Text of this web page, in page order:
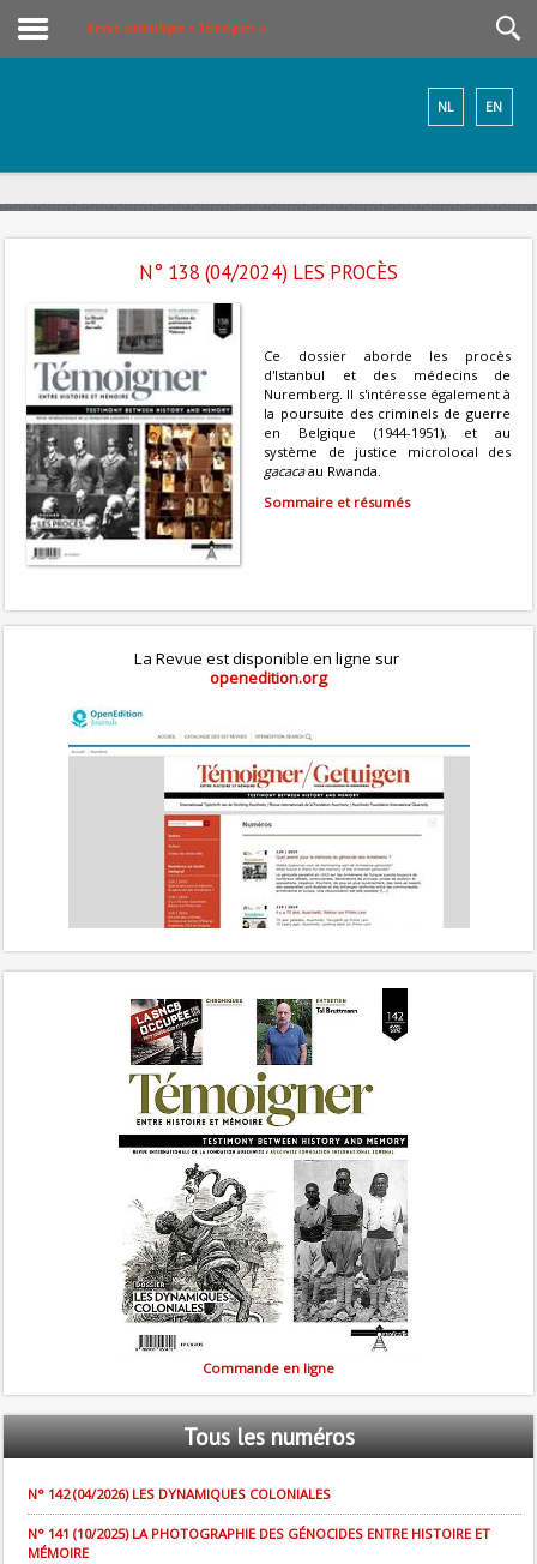
Revue scientifique « Témoigner »
EN
NL
N° 138 (04/2024) LES PROCÈS
Ce dossier aborde les procès
d'Istanbul et des médecins de
Nuremberg. Il s'intéresse également à
la poursuite des criminels de guerre
en Belgique (1944-1951), et au
système de justice microlocal des
gacacaau Rwanda.
Sommaire et résumés
La Revue est disponible en ligne sur
openedition.org
Commande en ligne
Tousles numéros
N° 142 (04/2026) LES DYNAMIQUES COLONIALES
N° 141 (10/2025) LA PHOTOGRAPHIE DES GÉNOCIDES ENTRE HISTOIRE ET
MÉMOIRE